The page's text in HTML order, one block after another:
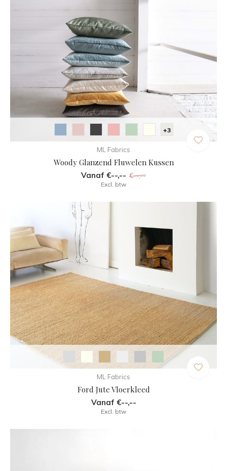
+3
ML Fabrics
Woody Glanzend Fluwelen Kussen
Vanaf €--,-- €--,--
Excl. btw
ML Fabrics
Ford Jute Vloerkleed
Vanaf €--,--
Excl. btw